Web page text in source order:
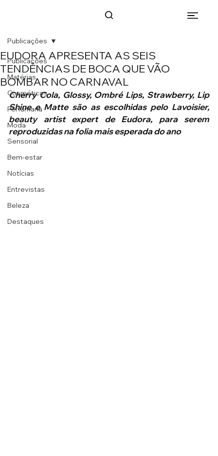
Publicações
Matérias
Cosméticos
Perfumaria
Moda
Sensorial
Bem-estar
Notícias
Entrevistas
Beleza
Destaques
Publicações
EUDORA APRESENTA AS SEIS
TENDÊNCIAS DE BOCA QUE VÃO
BOMBAR NO CARNAVAL
Cherry Cola, Glossy, Ombré Lips, Strawberry, Lip
Shine e Matte são as escolhidas pelo Lavoisier,
beauty artist expert de Eudora, para serem
reproduzidas na folia mais esperada do ano